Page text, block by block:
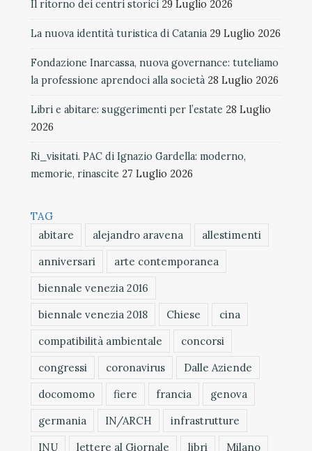
Il ritorno dei centri storici 29 Luglio 2026
La nuova identità turistica di Catania 29 Luglio 2026
Fondazione Inarcassa, nuova governance: tuteliamo
la professione aprendoci alla società 28 Luglio 2026
Libri e abitare: suggerimenti per l’estate 28 Luglio
2026
Ri_visitati. PAC di Ignazio Gardella: moderno,
memorie, rinascite 27 Luglio 2026
TAG
abitare
alejandro aravena
allestimenti
anniversari
arte contemporanea
biennale venezia 2016
biennale venezia 2018
Chiese
cina
compatibilità ambientale
concorsi
congressi
coronavirus
Dalle Aziende
docomomo
fiere francia
genova
germania
IN/ARCH
infrastrutture
INU
lettere al Giornale libri
Milano